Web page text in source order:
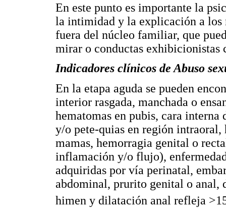
En este punto es importante la
la intimidad y la explicación a los
fuera del núcleo familiar, que
mirar o conductas exhibicionistas
Indicadores clínicos de Abuso
En la etapa aguda se pueden
interior rasgada, manchada o
hematomas en pubis, cara
y/o pete-quias en región
mamas, hemorragia genital o
inflamación y/o flujo),
adquiridas por vía perinatal,
abdominal, prurito genital o anal,
himen y dilatación anal refleja